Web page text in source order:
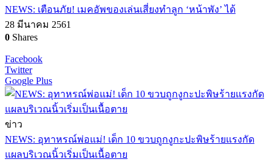
NEWS: เตือนภัย! เมคอัพของเล่นเสี่ยงทำลูก ‘หน้าพัง’ ได้
28 มีนาคม 2561
0 Shares
Facebook
Twitter
Google Plus
ข่าว
NEWS: อุทาหรณ์พ่อแม่! เด็ก 10 ขวบถูกงูกะปะพิษร้ายแรงกัด
แผลบริเวณนิ้วเริ่มเป็นเนื้อตาย